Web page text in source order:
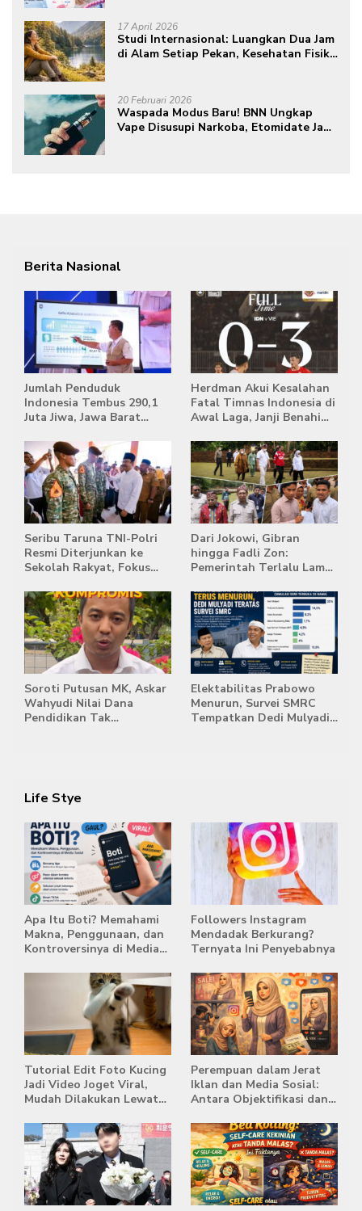
17 April 2026
Studi Internasional: Luangkan Dua Jam
di Alam Setiap Pekan, Kesehatan Fisik
20 Februari 2026
Waspada Modus Baru! BNN Ungkap
Vape Disusupi Narkoba, Etomidate Jadi
Berita Nasional
Jumlah Penduduk
Indonesia Tembus 290,1
Juta Jiwa, Jawa Barat
Terpadat
Herdman Akui Kesalahan
Fatal Timnas Indonesia di
Awal Laga, Janji Benahi
Singapura
Seribu Taruna TNI-Polri
Resmi Diterjunkan ke
Sekolah Rakyat, Fokus
Kemandirian Siswa
Dari Jokowi, Gibran
hingga Fadli Zon:
Pemerintah Terlalu Lama
Stockpile Batu Bara Masih
Mengepung Candi Muaro
Jambi
Soroti Putusan MK, Askar
Wahyudi Nilai Dana
Pendidikan Tak
Elektabilitas Prabowo
Menurun, Survei SMRC
Tempatkan Dedi Mulyadi
Life Stye
Apa Itu Boti? Memahami
Makna, Penggunaan, dan
Kontroversinya di Media
Followers Instagram
Mendadak Berkurang?
Ternyata Ini Penyebabnya
Tutorial Edit Foto Kucing
Jadi Video Joget Viral,
Mudah Dilakukan Lewat
Perempuan dalam Jerat
Iklan dan Media Sosial:
Antara Objektifikasi dan